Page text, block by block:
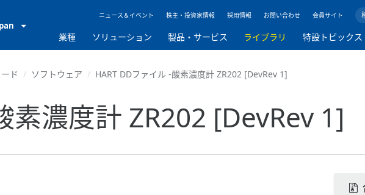
ニュース＆イベント 株主・投資家情報 採用情報 お問い合わせ 会員サイト
業種 ソリューション 製品・サービス ライブラリ 特設トピックス
ド ソフトウェア HART DDファイル -酸素濃度計 ZR202 [DevRev 1]
素濃度計 ZR202 [DevRev 1]